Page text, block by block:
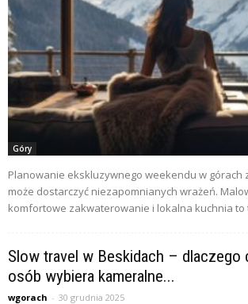
Góry
Planowanie ekskluzywnego weekendu w górach
może dostarczyć niezapomnianych wrażeń.
komfortowe zakwaterowanie i lokalna kuchnia to
Slow travel w Beskidach – dlaczego
osób wybiera kameralne...
wgorach - 30 grudnia 2025